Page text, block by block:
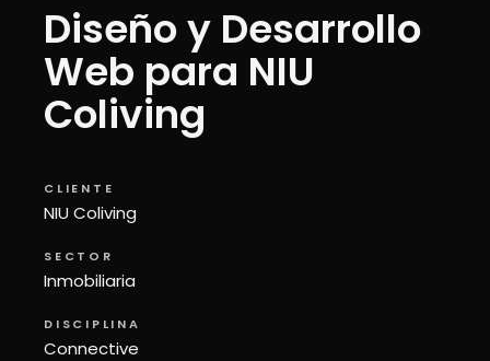
Diseñoy Desarrollo
Web para NIU
Coliving
CLIENTE
NIU Coliving
SECTOR
Inmobiliaria
DISCIPLINA
Connective